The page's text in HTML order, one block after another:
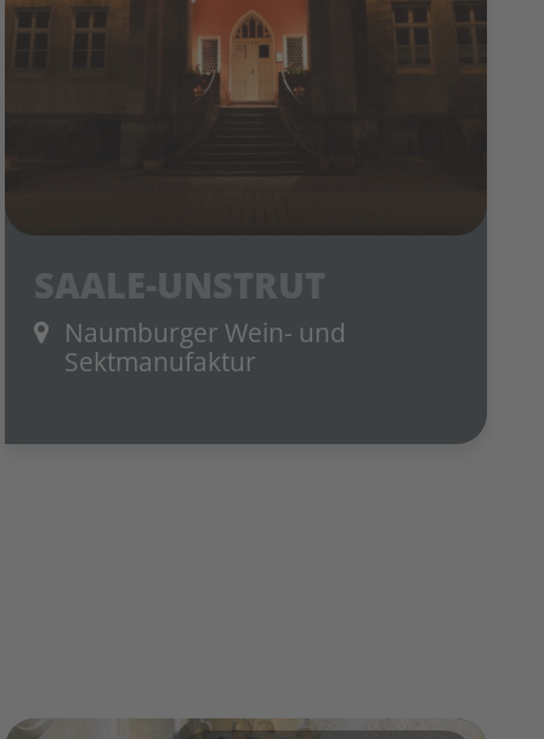
SAALE-UNSTRUT
Naumburger Wein- und
Sektmanufaktur